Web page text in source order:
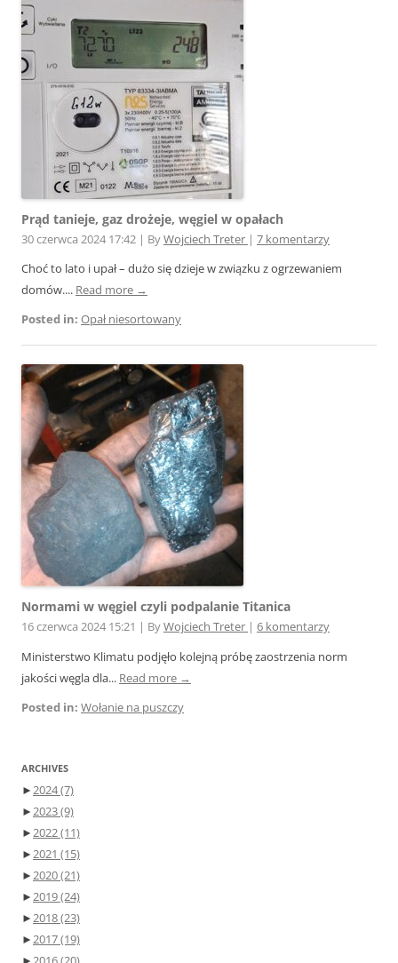
Prąd tanieje, gaz drożeje, węgiel w opałach
30 czerwca 2024 17:42 | ByWojciech Treter | 7 komentarzy
Choć to lato i upał – dużo się dzieje w związku z ogrzewaniem
domów.... Read more →
Posted in: Opał niesortowany
Normami w węgiel czyli podpalanie Titanica
16 czerwca 2024 15:21 ByWojciech Treter 6 komentarzy
Ministerstwo Klimatu podjęło kolejną próbę zaostrzenia norm
jakości węgla dla... Read more →
Posted in: Wołanie na puszczy
ARCHIVES
►2024(7)
►2023(9)
►2022(11)
►2021 (15)
►2020(21)
►2019(24)
►2018(23)
►2017(19)